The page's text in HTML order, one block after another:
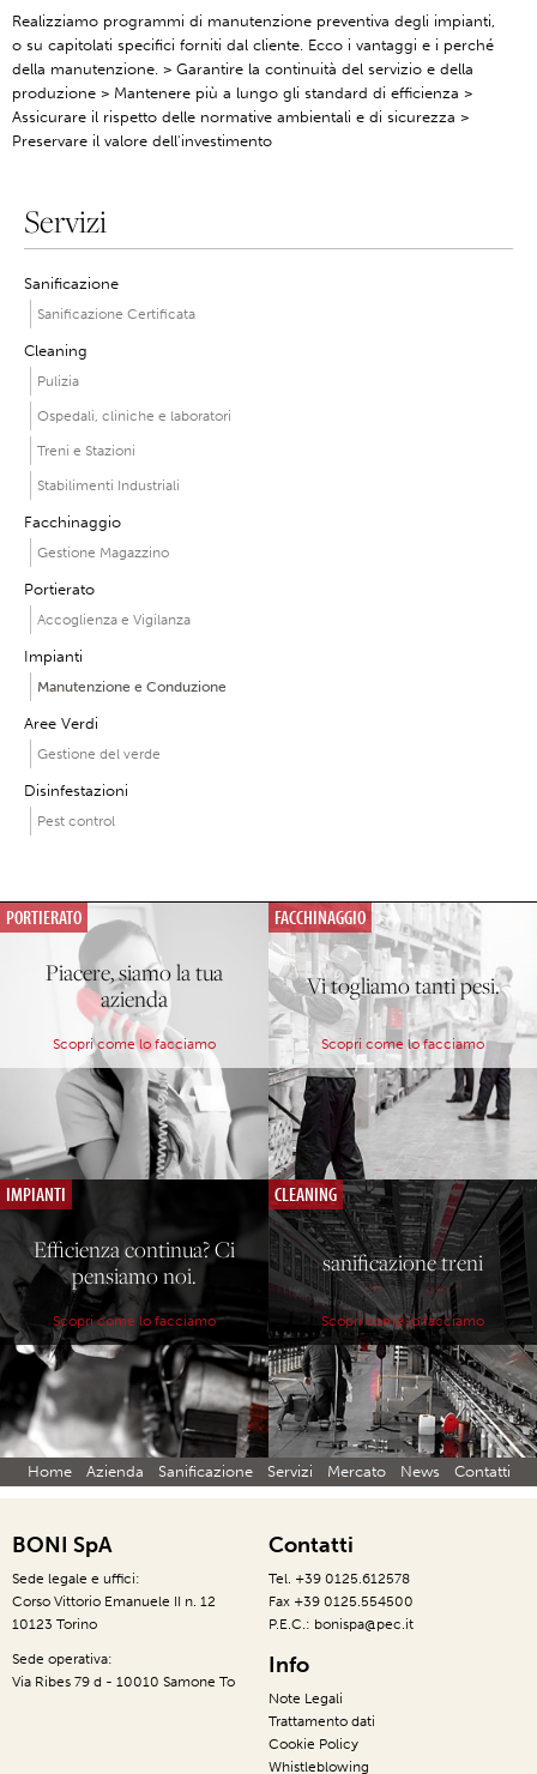
Realizziamo programmi di manutenzione preventiva degli impianti,
o su capitolati specifici forniti dal cliente. Ecco i vantaggi e i perché
della manutenzione. > Garantire la continuità del servizio e della
produzione > Mantenere più a lungo gli standard di efficienza >
Assicurare il rispetto delle normative ambientali e di sicurezza >
Preservare il valore dell'investimento
Servizi
Sanificazione
Sanificazione Certificata
Cleaning
Pulizia
Ospedali, cliniche e laboratori
Treni e Stazioni
Stabilimenti Industriali
Facchinaggio
Gestione Magazzino
Portierato
Accoglienza e Vigilanza
Impianti
Manutenzione e Conduzione
Aree Verdi
Gestione del verde
Disinfestazioni
Pest control
PORTIERATO
Piacere, siamo la tua
azienda
Scopri come lo facciamo
FACCHINAGGIO
Vi togliamo tanti pesi.
Scopri come lo facciamo
IMPIANTI
Efficienza continua? Ci
pensiamo noi.
Scopri come lo facciamo
CLEANING
sanificazione treni
Scopri come lo facciamo
Home Azienda Sanificazione Servizi Mercato News Contatti
BONI SpA
Sede legale e uffici:
Corso Vittorio Emanuele II n. 12
10123 Torino
Sede operativa:
Via Ribes 79 d - 10010 Samone To
Contatti
Tel. +39 0125.612578
Fax +39 0125.554500
P.E.C.: bonispa@pec.it
Info
Note Legali
Trattamento dati
Cookie Policy
Whistleblowing